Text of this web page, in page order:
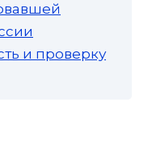
и проверку